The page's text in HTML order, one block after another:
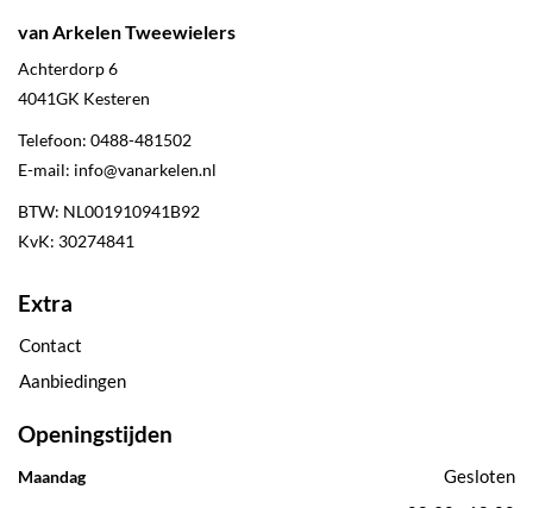
van Arkelen Tweewielers
Achterdorp 6
4041GK Kesteren
Telefoon: 0488-481502
E-mail: info@vanarkelen.nl
BTW: NL001910941B92
KvK: 30274841
Extra
Contact
Aanbiedingen
Openingstijden
Maandag Gesloten